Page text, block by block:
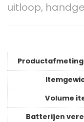
uitloop,
Volume
Batterijen